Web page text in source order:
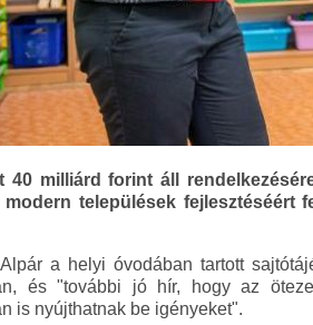
40 milliárd forint áll
települések fejlesztéséért
a helyi óvodában tartott
és "további jó hír, hogy az
is nyújthatnak be igényeket".